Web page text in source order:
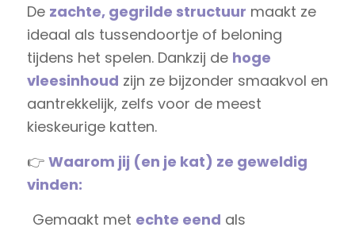
De zachte, gegrilde structuur maakt ze
ideaal als tussendoortje of beloning
tijdens het spelen. Dankzij de hoge
vleesinhoud zijn ze bijzonder smaakvol en
aantrekkelijk, zelfs voor de meest
kieskeurige katten.
👉 Waarom jij (en je kat) ze geweldig
vinden:
Gemaakt met echte eend als